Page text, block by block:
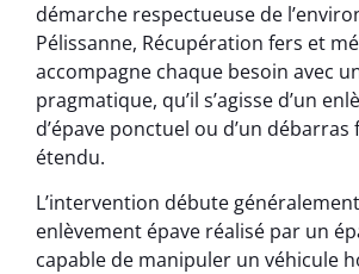
démarche respectueuse de
Pélissanne, Récupération fers et
accompagne chaque besoin avec
pragmatique, qu’il s’agisse d’un
d’épave ponctuel ou d’un
étendu.
L’intervention débute
enlèvement épave réalisé par un
capable de manipuler un véhicule